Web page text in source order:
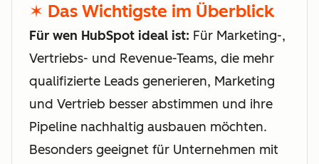
✶ Das Wichtigste im Überblick
Für wen HubSpot ideal ist: Für Marketing-,
Vertriebs- und Revenue-Teams, die mehr
qualifizierte Leads generieren, Marketing
und Vertrieb besser abstimmen und ihre
Pipeline nachhaltig ausbauen möchten.
Besonders geeignet für Unternehmen mit